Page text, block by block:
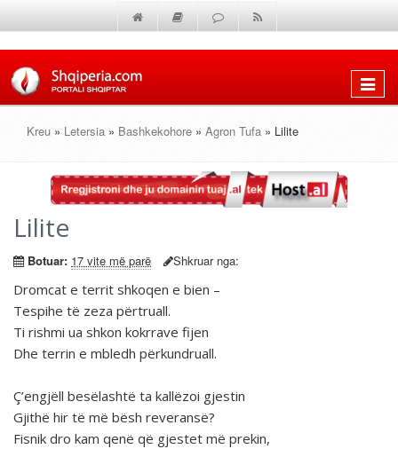
Shfaq
Kreu » Letersia » Bashkekohore » Agron Tufa » Lilite
Lilite
Botuar: 17 vite më parë Shkruar nga:
Dromcat e territ shkoqen e bien –
Tespihe të zeza përtruall.
Ti rishmi ua shkon kokrrave fijen
Dhe terrin e mbledh përkundruall.
Ç’engjëll besëlashtë ta kallëzoi gjestin
Gjithë hir të më bësh reveransë?
Fisnik dro kam qenë që gjestet më prekin,